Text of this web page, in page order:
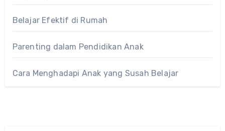
Belajar Efektif di Rumah
Parenting dalam Pendidikan Anak
Cara Menghadapi Anak yang Susah Belajar